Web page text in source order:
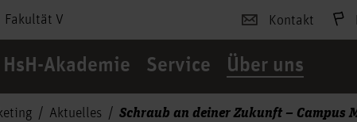
Fakultät V Kontakt
HsH-Akademie Service Über uns
Aktuelles Schraub an deiner Zukunft – Campus